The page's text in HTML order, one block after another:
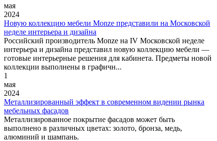
мая
2024
Новую коллекцию мебели Monze представили на Московской
неделе интерьера и дизайна
Российский производитель Monze на IV Московской неделе
интерьера и дизайна представил новую коллекцию мебели —
готовые интерьерные решения для кабинета. Предметы новой
коллекции выполнены в графичн...
1
мая
2024
Металлизированный эффект в современном видении рынка
мебельных фасадов
Металлизированное покрытие фасадов может быть
выполнено в различных цветах: золото, бронза, медь,
алюминий и шампань.